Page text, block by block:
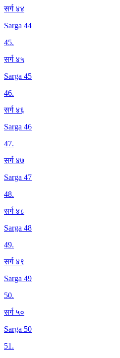
सर्ग ४४
Sarga 44
45.
सर्ग ४५
Sarga 45
46.
सर्ग ४६
Sarga 46
47.
सर्ग ४७
Sarga 47
48.
सर्ग ४८
Sarga 48
49.
सर्ग ४९
Sarga 49
50.
सर्ग ५०
Sarga 50
51.